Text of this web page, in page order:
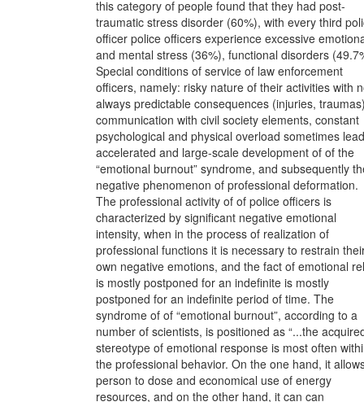
this category of people found that they had post-
traumatic stress disorder (60%), with every third
officer police officers experience excessive
and mental stress (36%), functional disorders
Special conditions of service of law enforcement
officers, namely: risky nature of their activities with
always predictable consequences (injuries,
communication with civil society elements, constant
psychological and physical overload sometimes
accelerated and large-scale development of of the
“emotional burnout” syndrome, and subsequently
negative phenomenon of professional deformation.
The professional activity of of police officers is
characterized by significant negative emotional
intensity, when in the process of realization of
professional functions it is necessary to restrain
own negative emotions, and the fact of emotional
is mostly postponed for an indefinite is mostly
postponed for an indefinite period of time. The
syndrome of of “emotional burnout”, according to a
number of scientists, is positioned as “...the
stereotype of emotional response is most often
the professional behavior. On the one hand, it
person to dose and economical use of energy
resources, and on the other hand, it can can